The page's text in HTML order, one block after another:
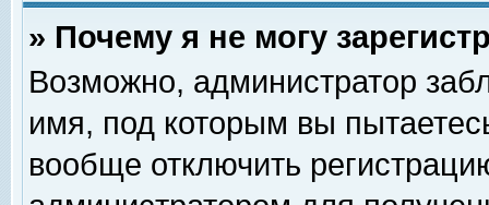
» Почему я не могу
Возможно, администратор
имя, под которым вы
вообще отключить